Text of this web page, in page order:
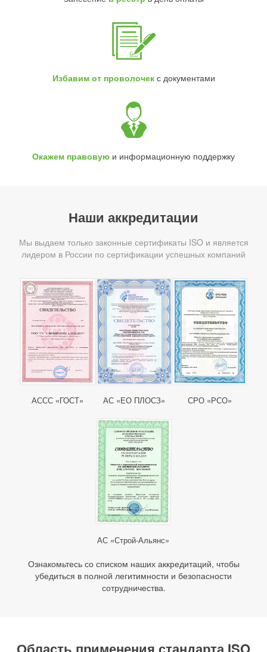
Избавим от проволочекс документами
Окажем правовую и информационную поддержку
Наши аккредитации
Мы выдаем только законные сертификаты ISO и является
лидером в России по сертификации успешных компаний
АССС «ГОСТ» АС «ЕО ПЛОСЗ» СРО «РСО»
АС «Строй-Альянс»
Ознакомьтесь со списком наших аккредитаций, чтобы
убедиться в полной легитимности и безопасности
сотрудничества.